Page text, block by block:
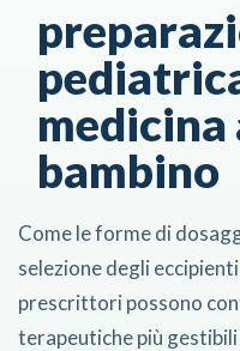
medicina
bambino
Come le forme di
selezione degli
prescrittori possono
terapeutiche più